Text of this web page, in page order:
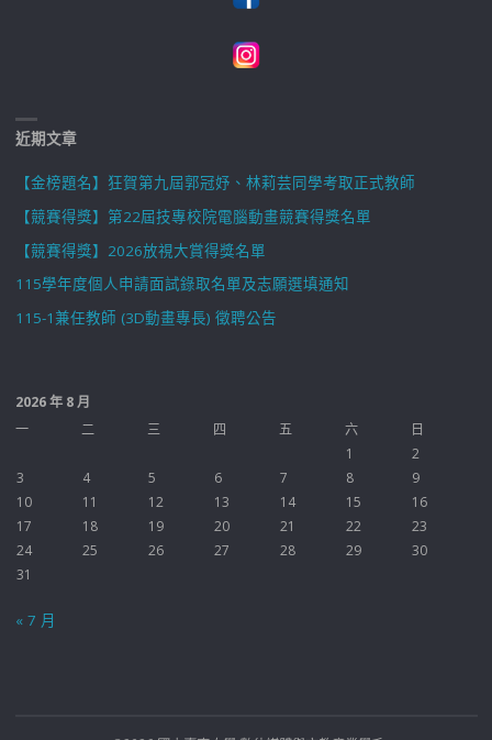
近期文章
【金榜題名】狂賀第九屆郭冠妤、林莉芸同學考取正式教師
【競賽得獎】第22屆技專校院電腦動畫競賽得獎名單
【競賽得獎】2026放視大賞得獎名單
115學年度個人申請面試錄取名單及志願選填通知
115-1兼任教師 (3D動畫專長) 徵聘公告
2026 年 8 月
一
二 三 四 五 六
日
1
2
3
4 5 6 7 8
9
10
11 12 13 14 15
16
17
18 19 20 21 22
23
24
25 26 27 28 29
30
31
« 7 月